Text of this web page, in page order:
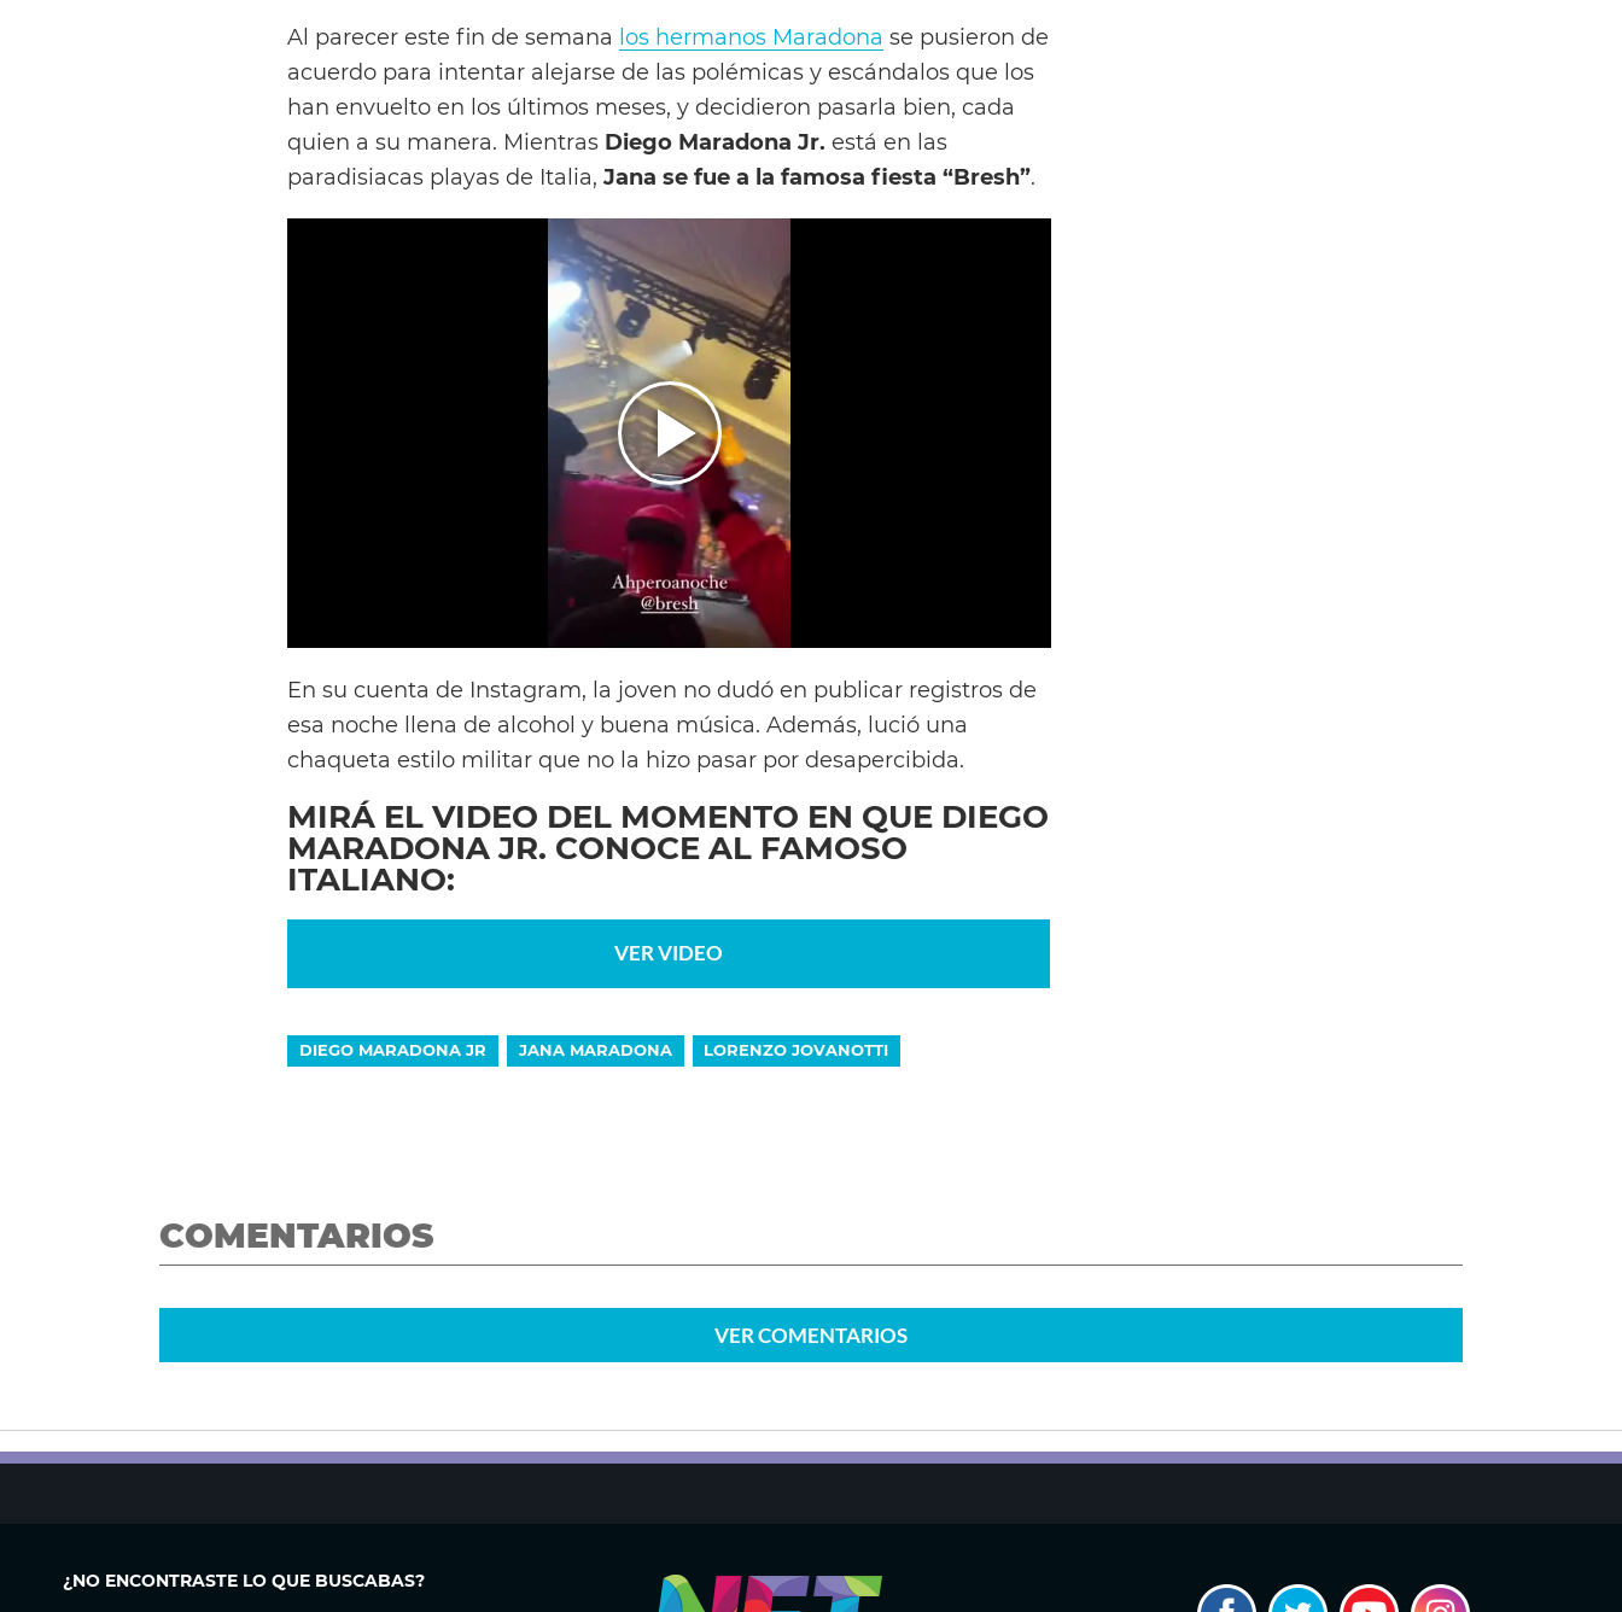
Al parecer este fin de semana los hermanos Maradona se pusieron de
acuerdo para intentar alejarse de las polémicas y escándalos que los
han envuelto en los últimos meses, y decidieron pasarla bien, cada
quien a su manera. Mientras Diego Maradona Jr. está en las
paradisiacas playas de Italia, Jana se fue a la famosa fiesta “Bresh”.
En su cuenta de Instagram, la joven no dudó en publicar registros de
esa noche llena de alcohol y buena música. Además, lució una
chaqueta estilo militar que no la hizo pasar por desapercibida.
MIRÁ EL VIDEO DEL MOMENTO EN QUE DIEGO
MARADONA JR. CONOCE AL FAMOSO
ITALIANO:
VER VIDEO
DIEGO MARADONA JR JANA MARADONA LORENZO JOVANOTTI
COMENTARIOS
VERCOMENTARIOS
¿NO ENCONTRASTE LO QUE BUSCABAS?